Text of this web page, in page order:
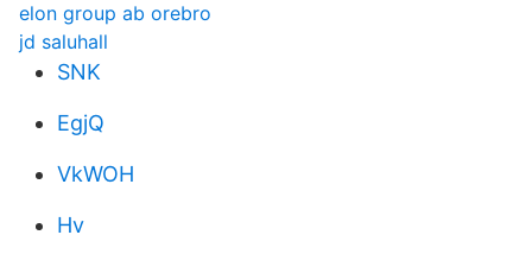
elon group ab orebro
jd saluhall
SNK
EgjQ
VkWOH
Hv